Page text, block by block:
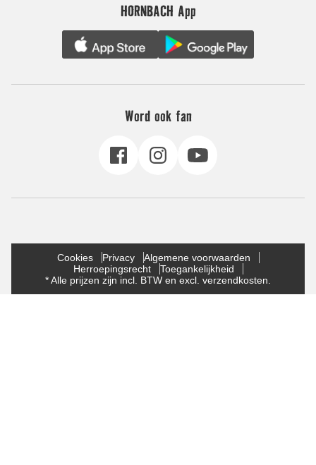
HORNBACH App
Word ook fan
Cookies Privacy
Algemene voorwaarden
Herroepingsrecht
Toegankelijkheid
* Alle prijzen zijn incl. BTW en excl. verzendkosten.